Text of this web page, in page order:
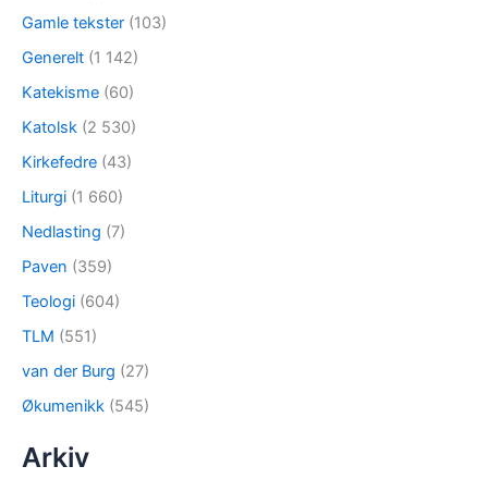
Gamle tekster (103)
Generelt (1 142)
Katekisme (60)
Katolsk (2 530)
Kirkefedre (43)
Liturgi (1 660)
Nedlasting (7)
Paven (359)
Teologi (604)
TLM (551)
van der Burg (27)
Økumenikk (545)
Arkiv